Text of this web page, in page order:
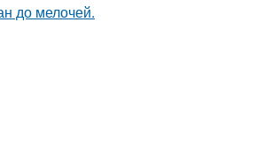
до мелочей.